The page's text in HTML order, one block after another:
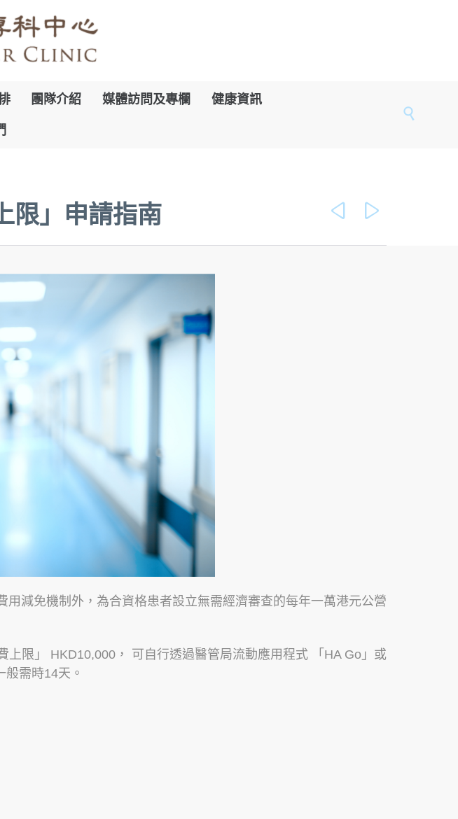
團隊介紹 媒體訪問及專欄 健康資訊

限」申請指南  
減免機制外，為合資格患者設立無需經濟審查的每年一萬港元公營
限」 HKD10,000， 可自行透過醫管局流動應用程式 「HA Go」或
需時14天。